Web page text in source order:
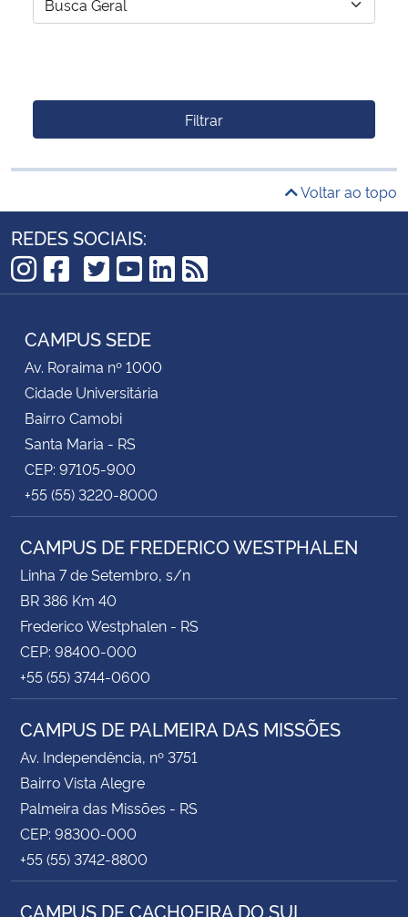
Filtrar
Voltar ao topo
REDES SOCIAIS:
Instagram
Facebook
TikTok
Twitter
YouTube
LinkedIn
RSS
CAMPUS SEDE
Av. Roraima nº 1000
Cidade Universitária
Bairro Camobi
Santa Maria - RS
CEP: 97105-900
+55 (55) 3220-8000
CAMPUS DE FREDERICO WESTPHALEN
Linha 7 de Setembro, s/n
BR 386 Km 40
Frederico Westphalen - RS
CEP: 98400-000
+55 (55) 3744-0600
CAMPUS DE PALMEIRA DAS MISSÕES
Av. Independência, nº 3751
Bairro Vista Alegre
Palmeira das Missões - RS
CEP: 98300-000
+55 (55) 3742-8800
CAMPUS DE CACHOEIRA DO SUL